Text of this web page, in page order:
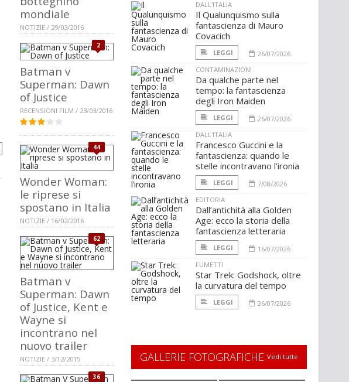
mondiale
NOTIZIE / 29/03/2016
2
Batman v
Superman: Dawn
of Justice
RECENSIONI FILM / 23/03/2016
44
Wonder Woman:
le riprese si
spostano in Italia
NOTIZIE / 16/02/2016
62
Batman v
Superman: Dawn
of Justice, Kent e
Wayne si
incontrano nel
nuovo trailer
NOTIZIE / 3/12/2015
36
DALL'ITALIA
Il Qualunquismo sulla
fantascienza di Mauro
Covacich
LEGGI
26/07/2026
CONTAMINAZIONI
Da qualche parte nel
tempo: la fantascienza
degli Iron Maiden
LEGGI
26/07/2026
DALL'ITALIA
Francesco Guccini e la
fantascienza: quando le
stelle incontravano l’ironia
LEGGI
7/08/2026
EDITORIA
Dall’antichità alla Golden
Age: ecco la storia della
fantascienza letteraria
LEGGI
16/07/2026
FUMETTI
Star Trek: Godshock, oltre
la curvatura del tempo
LEGGI 26/07/2026
GALLERIE FOTOGRAFICHE Vedi tutte